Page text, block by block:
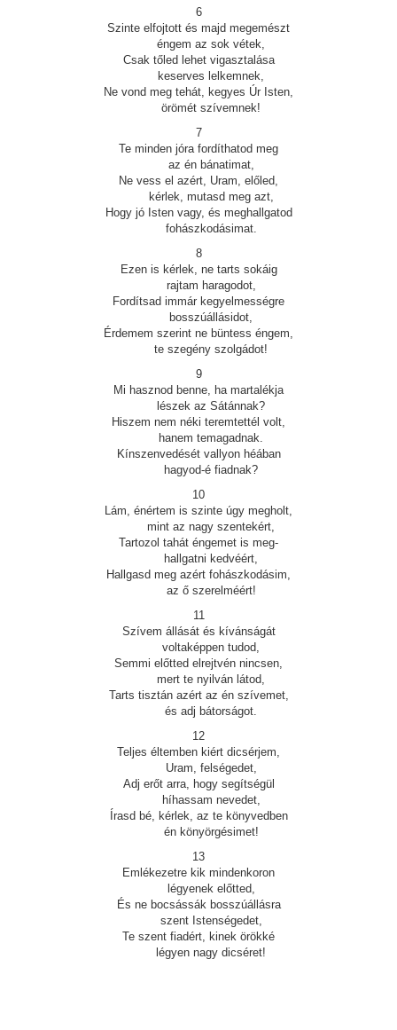
6
Szinte elfojtott és majd megemészt
éngem az sok vétek,
Csak tőled lehet vigasztalása
keserves lelkemnek,
Ne vond meg tehát, kegyes Úr Isten,
örömét szívemnek!
7
Te minden jóra fordíthatod meg
az én bánatimat,
Ne vess el azért, Uram, előled,
kérlek, mutasd meg azt,
Hogy jó Isten vagy, és meghallgatod
fohászkodásimat.
8
Ezen is kérlek, ne tarts sokáig
rajtam haragodot,
Fordítsad immár kegyelmességre
bosszúállásidot,
Érdemem szerint ne büntess éngem,
te szegény szolgádot!
9
Mi hasznod benne, ha martalékja
lészek az Sátánnak?
Hiszem nem néki teremtettél volt,
hanem temagadnak.
Kínszenvedését vallyon héában
hagyod-é fiadnak?
10
Lám, énértem is szinte úgy megholt,
mint az nagy szentekért,
Tartozol tahát éngemet is meg-
hallgatni kedvéért,
Hallgasd meg azért fohászkodásim,
az ő szerelméért!
11
Szívem állását és kívánságát
voltaképpen tudod,
Semmi előtted elrejtvén nincsen,
mert te nyilván látod,
Tarts tisztán azért az én szívemet,
és adj bátorságot.
12
Teljes éltemben kiért dicsérjem,
Uram, felségedet,
Adj erőt arra, hogy segítségül
híhassam nevedet,
Írasd bé, kérlek, az te könyvedben
én könyörgésimet!
13
Emlékezetre kik mindenkoron
légyenek előtted,
És ne bocsássák bosszúállásra
szent Istenségedet,
Te szent fiadért, kinek örökké
légyen nagy dicséret!